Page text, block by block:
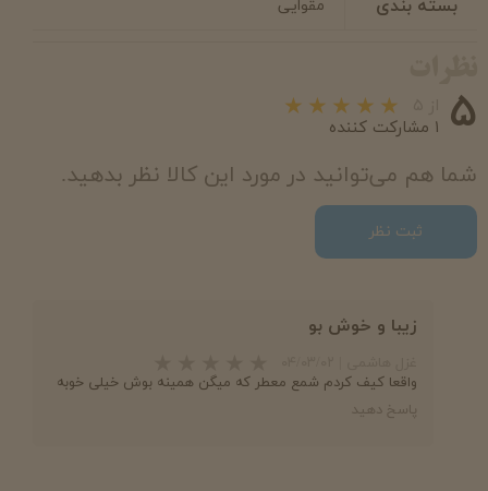
بسته بندی مقوایی
۵ ۱ مشارکت کننده
شما هم می‌توانید در مورد این کالا نظر بدهید.
ثبت نظر
زیبا و خوش بو
واقعا کیف کردم شمع معطر که میگن همینه بوش خیلی خوبه
پاسخ دهید